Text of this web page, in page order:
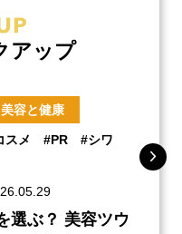
アップ
美容と健康
スメ #PR #シワ
選ぶ？ 美容ツウ